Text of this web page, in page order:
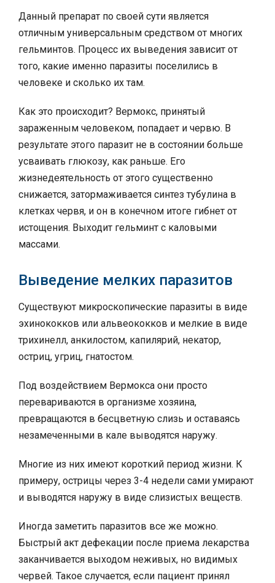
Данный препарат по своей сути является
отличным универсальным средством от многих
гельминтов. Процесс их выведения зависит от
того, какие именно паразиты поселились в
человеке и сколько их там.
Как это происходит? Вермокс, принятый
зараженным человеком, попадает и червю. В
результате этого паразит не в состоянии больше
усваивать глюкозу, как раньше. Его
жизнедеятельность от этого существенно
снижается, затормаживается синтез тубулина в
клетках червя, и он в конечном итоге гибнет от
истощения. Выходит гельминт с каловыми
массами.
Выведение мелких паразитов
Существуют микроскопические паразиты в виде
эхинококков или альвеококков и мелкие в виде
трихинелл, анкилостом, капилярий, некатор,
остриц, угриц, гнатостом.
Под воздействием Вермокса они просто
перевариваются в организме хозяина,
превращаются в бесцветную слизь и оставаясь
незамеченными в кале выводятся наружу.
Многие из них имеют короткий период жизни. К
примеру, острицы через 3-4 недели сами умирают
и выводятся наружу в виде слизистых веществ.
Иногда заметить паразитов все же можно.
Быстрый акт дефекации после приема лекарства
заканчивается выходом неживых, но видимых
червей. Такое случается, если пациент принял